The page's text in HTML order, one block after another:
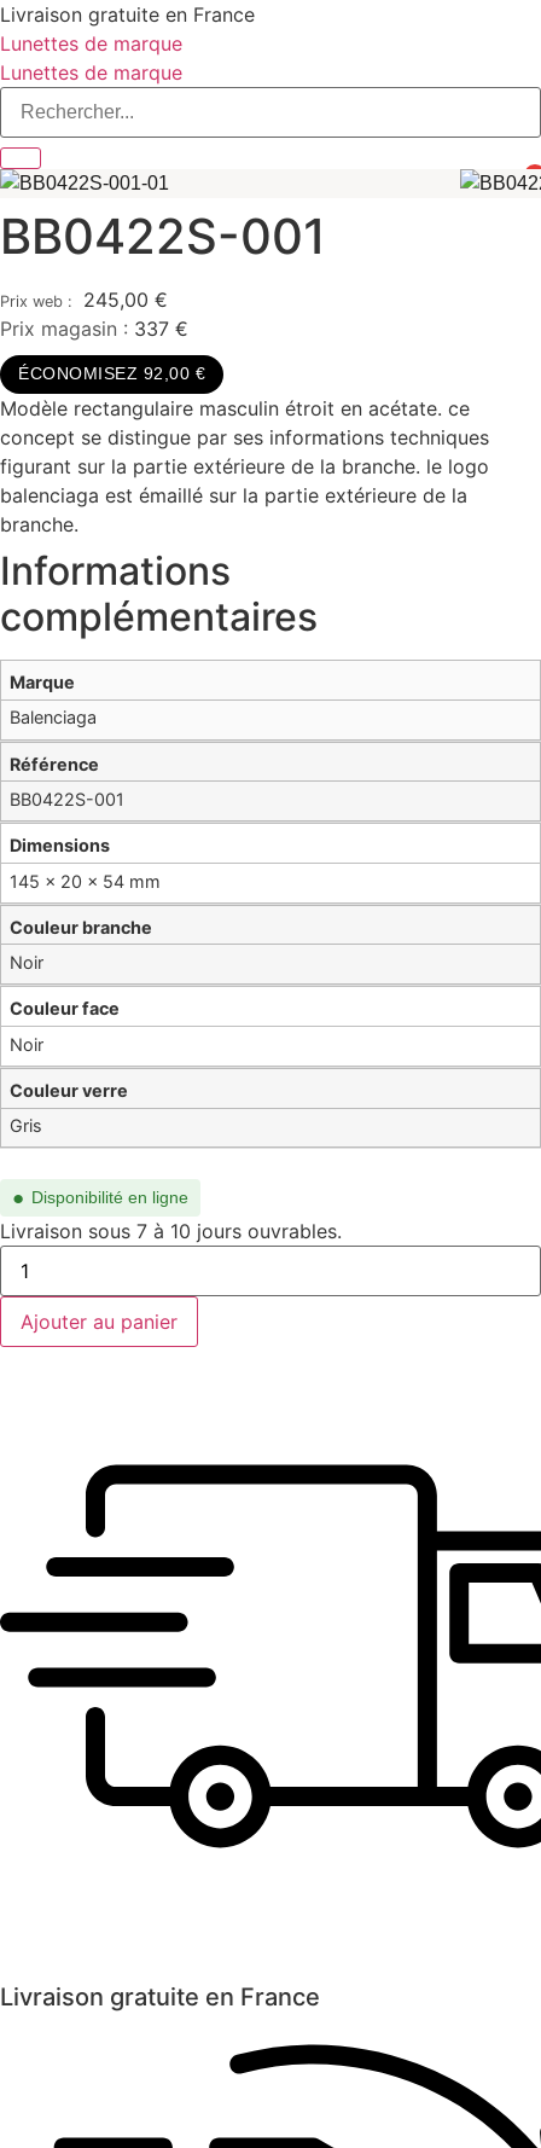
Aller
au
contenu
Livraison gratuite en France
Lunettes de marque
Lunettes de marque
0
BB0422S-001
245,00 €
Prix magasin : 337 €
ÉCONOMISEZ 92,00 €
Modèle rectangulaire masculin étroit en acétate. ce
concept se distingue par ses informations techniques
figurant sur la partie extérieure de la branche. le logo
balenciaga est émaillé sur la partie extérieure de la
branche.
Informations
complémentaires
Référence
BB0422S-001
Dimensions
145 × 20 × 54 mm
Couleur branche
Noir
Couleur face
Noir
Couleur verre
Gris
Marque
Balenciaga
● Disponibilité en ligne
Livraison sous 7 à 10 jours ouvrables.
quantité
BB0422S-
001Ajouter au panier
Livraison gratuite en France